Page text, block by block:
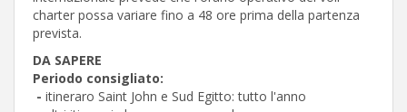
charter possa variare fino a 48 ore prima della partenza
prevista.
DA SAPERE
Periodo consigliato:
- itineraro Saint John e Sud Egitto: tutto l'anno